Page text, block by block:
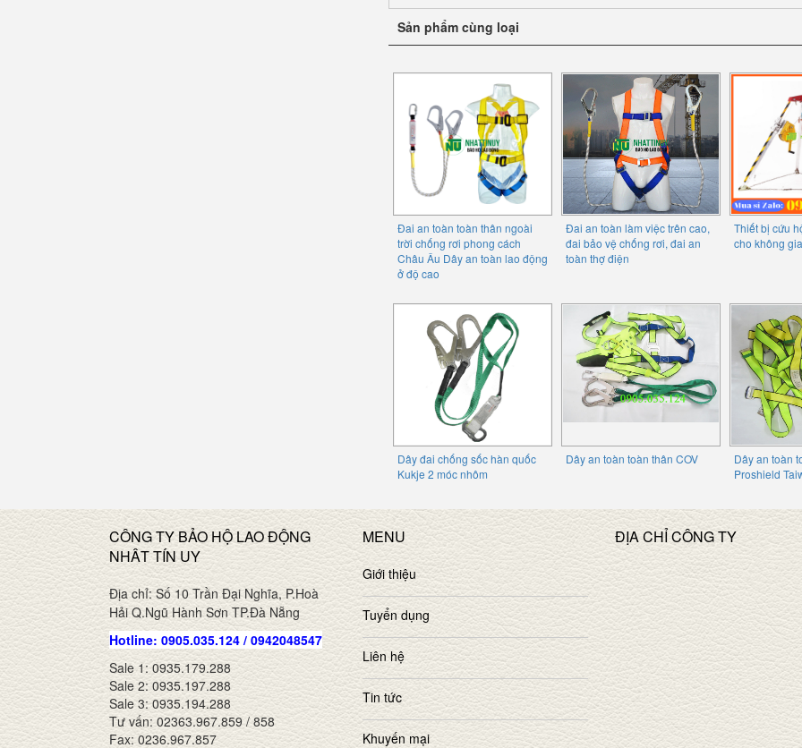
Sản phẩm cùng loại
Đai an toàn toàn thân ngoài
trời chống rơi phong cách
Châu Âu Dây an toàn lao động
ở độ cao
Đai an toàn làm việc trên cao,
đai bảo vệ chống rơi, đai an
toàn thợ điện
Thiết bị cứu
cho không
Dây đai chống sốc hàn quốc
Kukje 2 móc nhôm
Dây an toàn toàn thân COV
Dây an toàn
Proshield
CÔNG TY BẢO HỘ LAO ĐỘNG
NHÂT TÍN UY
Địa chỉ: Số 10 Trần Đại Nghĩa, P.Hoà
Hải Q.Ngũ Hành Sơn TP.Đà Nẵng
Hotline: 0905.035.124 / 0942048547
Sale 1: 0935.179.288
Sale 2: 0935.197.288
Sale 3: 0935.194.288
Tư vấn: 02363.967.859 / 858
Fax: 0236.967.857
MENU
Giới thiệu
Tuyển dụng
Liên hệ
Tin tức
Khuyến mại
ĐỊA CHỈ CÔNG TY